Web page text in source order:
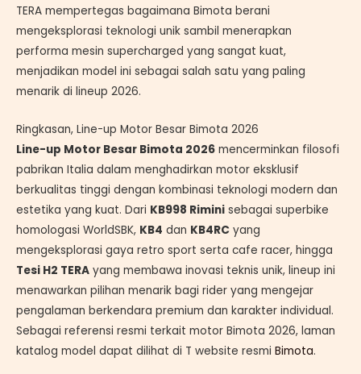
TERA mempertegas bagaimana Bimota berani
mengeksplorasi teknologi unik sambil menerapkan
performa mesin supercharged yang sangat kuat,
menjadikan model ini sebagai salah satu yang paling
menarik di lineup 2026.
Ringkasan, Line-up Motor Besar Bimota 2026
Line-up Motor Besar Bimota 2026 mencerminkan filosofi
pabrikan Italia dalam menghadirkan motor eksklusif
berkualitas tinggi dengan kombinasi teknologi modern dan
estetika yang kuat. Dari KB998 Rimini sebagai superbike
homologasi WorldSBK, KB4 dan KB4RC yang
mengeksplorasi gaya retro sport serta cafe racer, hingga
Tesi H2 TERA yang membawa inovasi teknis unik, lineup ini
menawarkan pilihan menarik bagi rider yang mengejar
pengalaman berkendara premium dan karakter individual.
Sebagai referensi resmi terkait motor Bimota 2026, laman
katalog model dapat dilihat di T website resmi Bimota.